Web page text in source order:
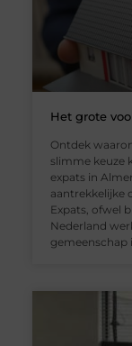
Het grote
Ontdek
slimme keuze
expats in
aantrekkelijke
Expats, ofwel
Nederland
gemeenschap